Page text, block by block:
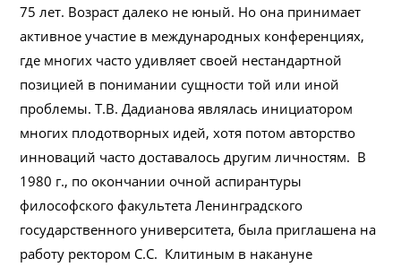
75 лет. Возраст далеко не юный. Но она принимает
активное участие в международных конференциях,
где многих часто удивляет своей нестандартной
позицией в понимании сущности той или иной
проблемы. Т.В. Дадианова являлась инициатором
многих плодотворных идей, хотя потом авторство
инноваций часто доставалось другим личностям. В
1980 г., по окончании очной аспирантуры
философского факультета Ленинградского
государственного университета, была приглашена на
работу ректором С.С. Клитиным в накануне